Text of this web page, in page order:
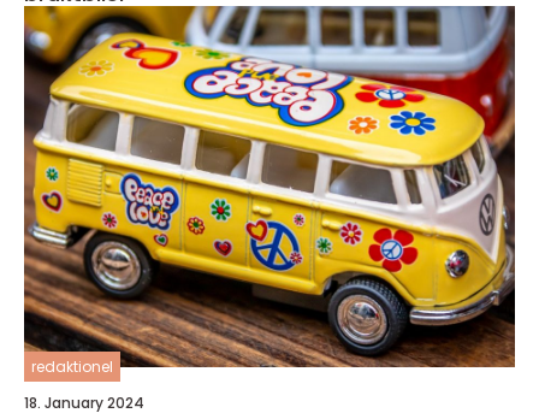
redaktionel
18. January 2024